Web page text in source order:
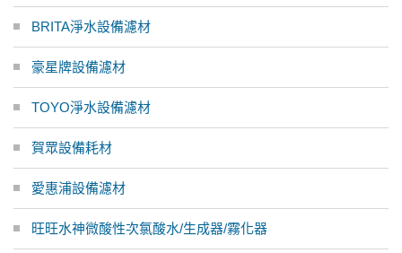
BRITA淨水設備濾材
豪星牌設備濾材
TOYO淨水設備濾材
賀眾設備耗材
愛惠浦設備濾材
旺旺水神微酸性次氯酸水/生成器/霧化器